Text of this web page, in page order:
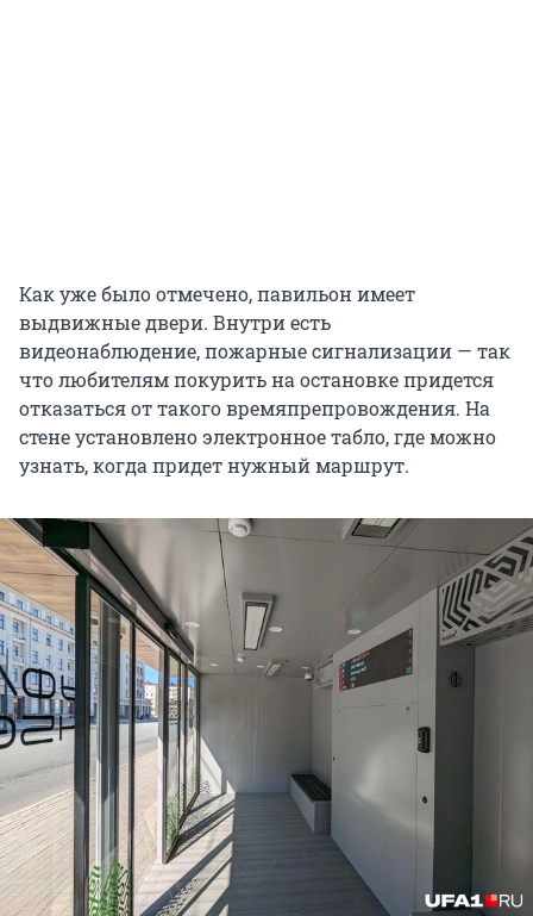
Как уже было отмечено, павильон имеет
выдвижные двери. Внутри есть
видеонаблюдение, пожарные сигнализации — так
что любителям покурить на остановке придется
отказаться от такого времяпрепровождения. На
стене установлено электронное табло, где можно
узнать, когда придет нужный маршрут.